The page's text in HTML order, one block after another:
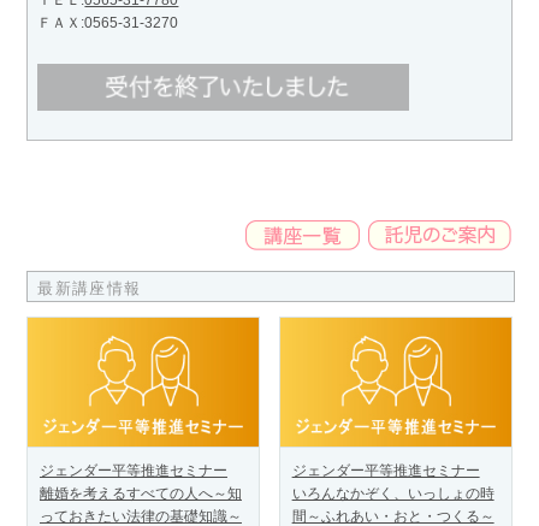
ＦＡＸ:0565-31-3270
最新講座情報
ジェンダー平等推進セミナー
離婚を考えるすべての人へ～知
っておきたい法律の基礎知識～
ジェンダー平等推進セミナー
いろんなかぞく、いっしょの時
間～ふれあい・おと・つくる～